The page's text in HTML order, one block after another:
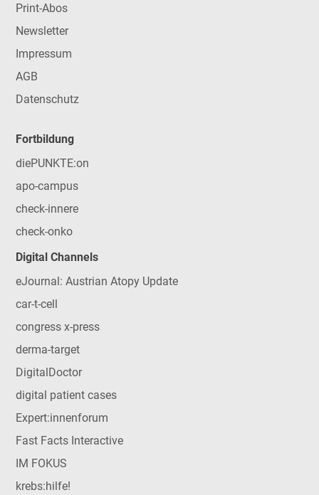
Print-Abos
Newsletter
Impressum
AGB
Datenschutz
Fortbildung
diePUNKTE:on
apo-campus
check-innere
check-onko
Digital Channels
eJournal: Austrian Atopy Update
car-t-cell
congress x-press
derma-target
DigitalDoctor
digital patient cases
Expert:innenforum
Fast Facts Interactive
IM FOKUS
krebs:hilfe!